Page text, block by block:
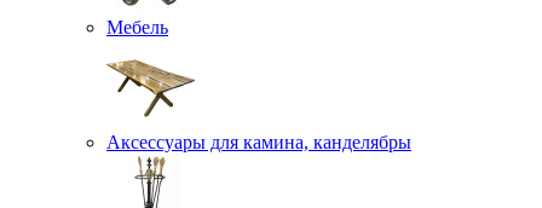
Мебель
Аксессуары для камина, канделябры